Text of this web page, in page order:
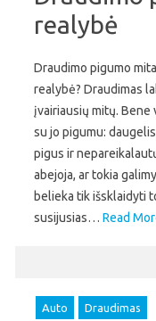
realybė
Draudimo pigumo
realybė? Draudimas
įvairiausių mitų. Bene
su jo pigumu:
pigus ir
abejoja, ar tokia
belieka tik išsklaidyti
susijusias… Read
Auto Draudimas